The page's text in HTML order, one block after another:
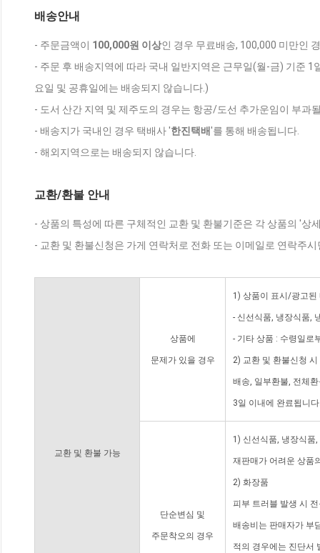
배송안내
- 주문금액이 100,000원 이상인 경우 무료배송, 100,000 미만인
- 주문 후 배송지역에 따라 국내 일반지역은 근무일(월-금) 기준
요일 및 공휴일에는 배송되지 않습니다.)
- 도서 산간 지역 및 제주도의 경우는 항공/도선 추가운임이 부과
- 배송지가 국내인 경우 택배사 '한진택배'를 통해 배송됩니다.
- 해외지역으로는 배송되지 않습니다.
교환/환불 안내
- 상품의 특성에 따른 구체적인 교환 및 환불기준은 각 상품의 '상
- 교환 및 환불신청은 가게 연락처로 전화 또는 이메일로 연락주
교환 및 환불 가능
상품에
문제가 있을 경우
1) 상품이 표시/광고된
- 신선식품, 냉장식품,
- 기타 상품 : 수령일로
2) 교환 및 환불신청
배송, 일부환불, 전체
3일 이내에 완료됩니
단순변심 및
주문착오의 경우
1) 신선식품, 냉장식품
재판매가 어려운 상품
2) 화장품
피부 트러블 발생 시
배송비는 판매자가 부
적의 경우에는 진단서